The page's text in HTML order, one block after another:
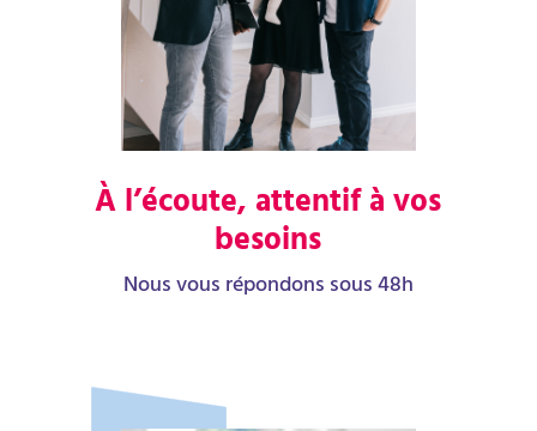
À l’écoute, attentif à vos
besoins
Nous vous répondons sous 48h